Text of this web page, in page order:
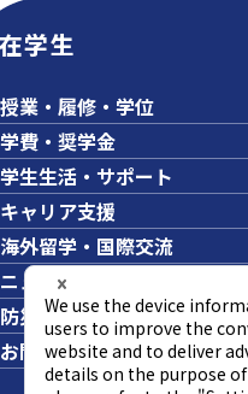
在学生
授業・履修・学位
学費・奨学金
学生生活・サポート
キャリア支援
海外留学・国際交流
ニュース＆イベント
防災・危機管理
お問い合わせ